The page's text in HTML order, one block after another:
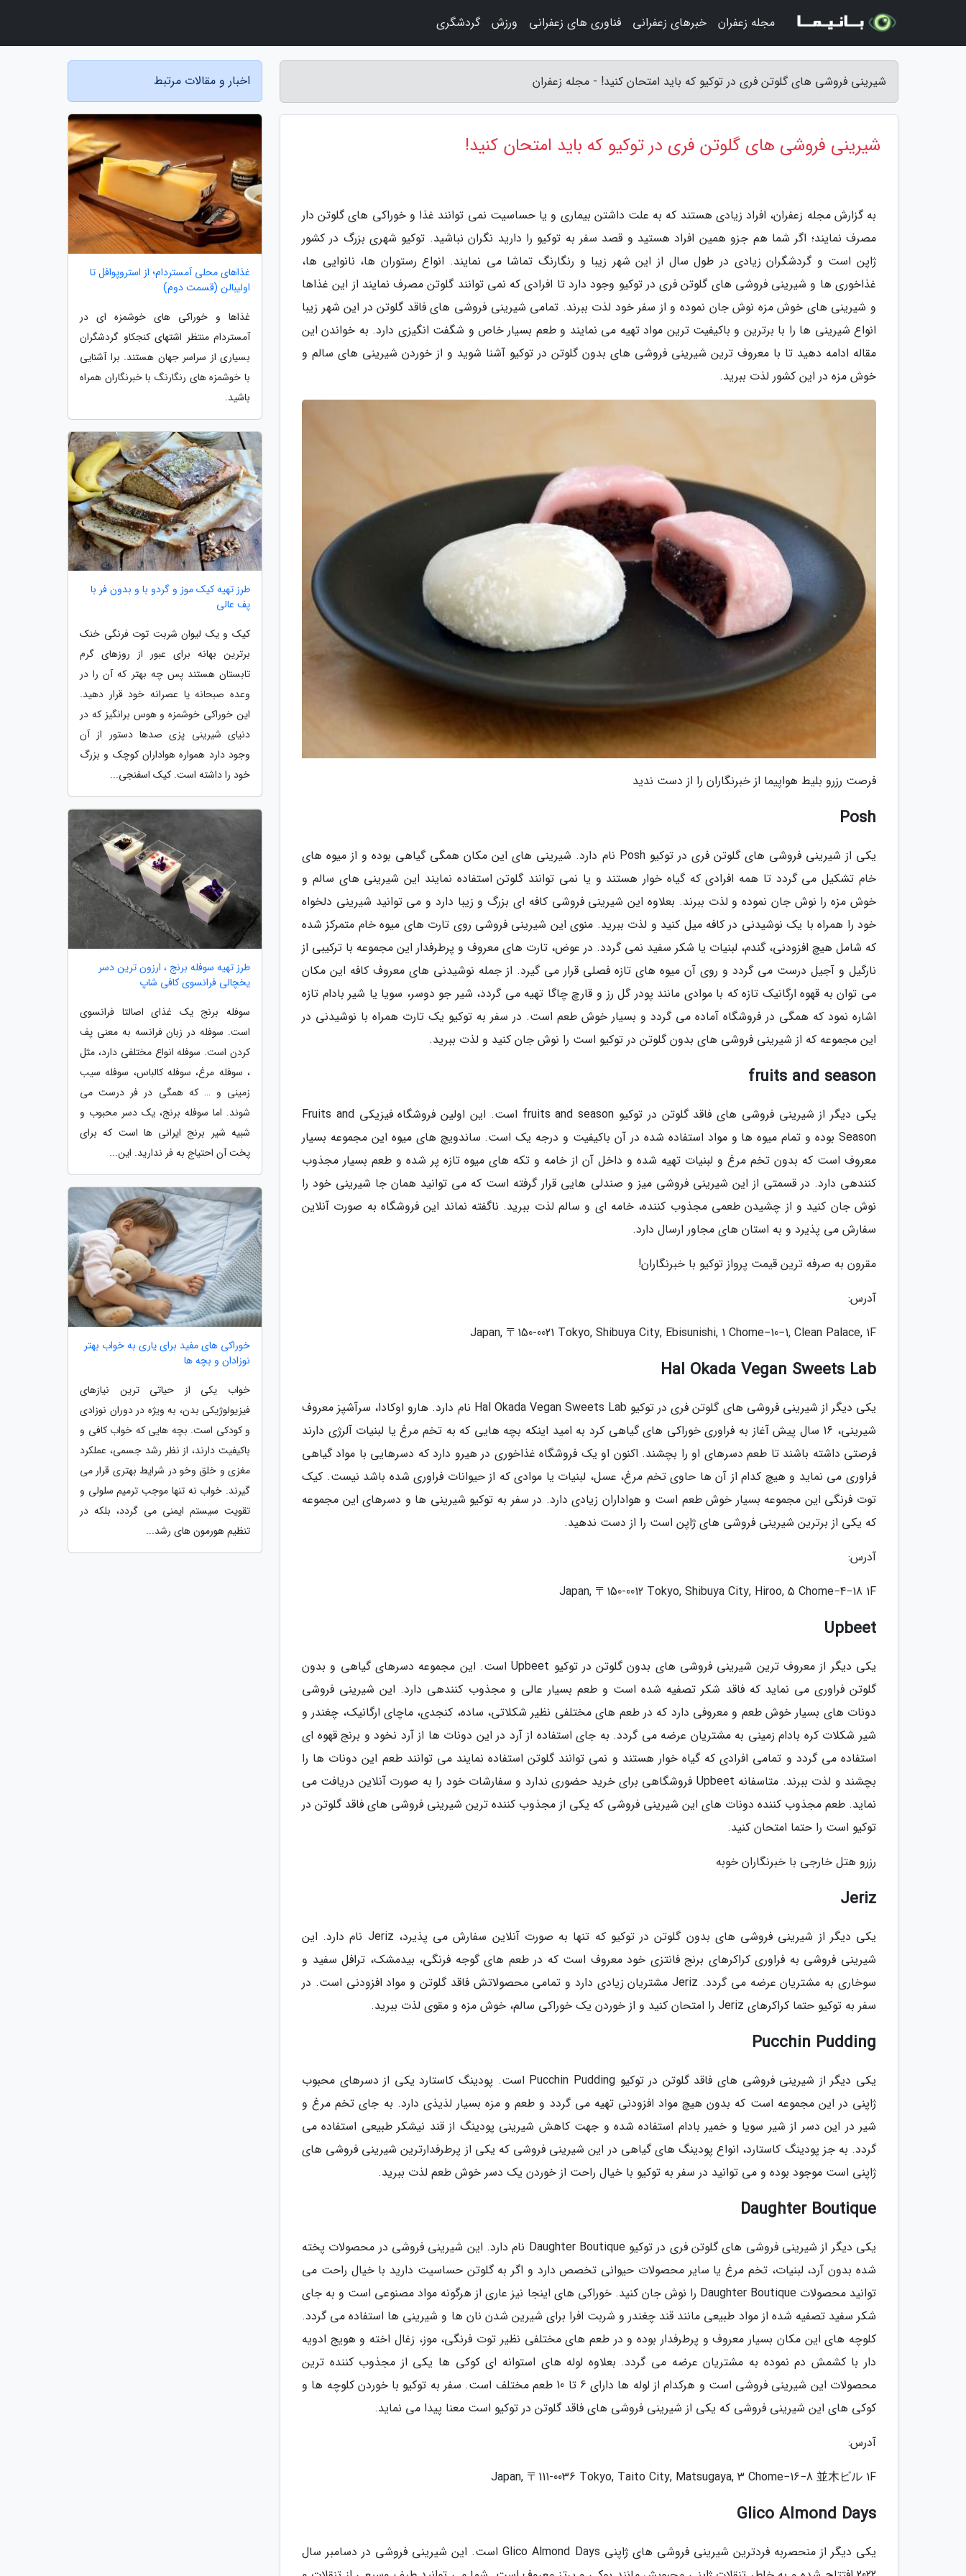
شیرینی فروشی های گلوتن فری در توکیو که باید امتحان کنید! - مجله زعفران
شیرینی فروشی های گلوتن فری در توکیو که باید امتحان کنید!
به گزارش مجله زعفران، افراد زیادی هستند که به علت داشتن بیماری و یا حساسیت نمی توانند غذا و خوراکی های گلوتن دار
مصرف نمایند؛ اگر شما هم جزو همین افراد هستید و قصد سفر به توکیو را دارید نگران نباشید. توکیو شهری بزرگ در کشور
ژاپن است و گردشگران زیادی در طول سال از این شهر زیبا و رنگارنگ تماشا می نمایند. انواع رستوران ها، نانوایی ها،
غذاخوری ها و شیرینی فروشی های گلوتن فری در توکیو وجود دارد تا افرادی که نمی توانند گلوتن مصرف نمایند از این غذاها
و شیرینی های خوش مزه نوش جان نموده و از سفر خود لذت ببرند. تمامی شیرینی فروشی های فاقد گلوتن در این شهر زیبا
انواع شیرینی ها را با برترین و باکیفیت ترین مواد تهیه می نمایند و طعم بسیار خاص و شگفت انگیزی دارد. به خواندن این
مقاله ادامه دهید تا با معروف ترین شیرینی فروشی های بدون گلوتن در توکیو آشنا شوید و از خوردن شیرینی های سالم و
خوش مزه در این کشور لذت ببرید.
فرصت رزرو بلیط هواپیما از خبرنگاران را از دست ندید
Posh
یکی از شیرینی فروشی های گلوتن فری در توکیو Posh نام دارد. شیرینی های این مکان همگی گیاهی بوده و از میوه های
خام تشکیل می گردد تا همه افرادی که گیاه خوار هستند و یا نمی توانند گلوتن استفاده نمایند این شیرینی های سالم و
خوش مزه را نوش جان نموده و لذت ببرند. بعلاوه این شیرینی فروشی کافه ای بزرگ و زیبا دارد و می توانید شیرینی دلخواه
خود را همراه با یک نوشیدنی در کافه میل کنید و لذت ببرید. منوی این شیرینی فروشی روی تارت های میوه خام متمرکز شده
که شامل هیچ افزودنی، گندم، لبنیات یا شکر سفید نمی گردد. در عوض، تارت های معروف و پرطرفدار این مجموعه با ترکیبی از
نارگیل و آجیل درست می گردد و روی آن میوه های تازه فصلی قرار می گیرد. از جمله نوشیدنی های معروف کافه این مکان
می توان به قهوه ارگانیک تازه که با موادی مانند پودر گل رز و قارچ چاگا تهیه می گردد، شیر جو دوسر، سویا یا شیر بادام تازه
اشاره نمود که همگی در فروشگاه آماده می گردد و بسیار خوش طعم است. در سفر به توکیو یک تارت همراه با نوشیدنی در
این مجموعه که از شیرینی فروشی های بدون گلوتن در توکیو است را نوش جان کنید و لذت ببرید.
fruits and season
یکی دیگر از شیرینی فروشی های فاقد گلوتن در توکیو fruits and season است. این اولین فروشگاه فیزیکی Fruits and
Season بوده و تمام میوه ها و مواد استفاده شده در آن باکیفیت و درجه یک است. ساندویچ های میوه این مجموعه بسیار
معروف است که بدون تخم مرغ و لبنیات تهیه شده و داخل آن از خامه و تکه های میوه تازه پر شده و طعم بسیار مجذوب
کنندهی دارد. در قسمتی از این شیرینی فروشی میز و صندلی هایی قرار گرفته است که می توانید همان جا شیرینی خود را
نوش جان کنید و از چشیدن طعمی مجذوب کننده، خامه ای و سالم لذت ببرید. ناگفته نماند این فروشگاه به صورت آنلاین
سفارش می پذیرد و به استان های مجاور ارسال دارد.
مقرون به صرفه ترین قیمت پرواز توکیو با خبرنگاران!
آدرس:
Japan, 〒150-0021 Tokyo, Shibuya City, Ebisunishi, 1 Chome−10−1, Clean Palace, 1F
Hal Okada Vegan Sweets Lab
یکی دیگر از شیرینی فروشی های گلوتن فری در توکیو Hal Okada Vegan Sweets Lab نام دارد. هارو اوکادا، سرآشپز معروف
شیرینی، 16 سال پیش آغاز به فراوری خوراکی های گیاهی کرد به امید اینکه بچه هایی که به تخم مرغ یا لبنیات آلرژی دارند
فرصتی داشته باشند تا طعم دسرهای او را بچشند. اکنون او یک فروشگاه غذاخوری در هیرو دارد که دسرهایی با مواد گیاهی
فراوری می نماید و هیچ کدام از آن ها حاوی تخم مرغ، عسل، لبنیات یا موادی که از حیوانات فراوری شده باشد نیست. کیک
توت فرنگی این مجموعه بسیار خوش طعم است و هواداران زیادی دارد. در سفر به توکیو شیرینی ها و دسرهای این مجموعه
که یکی از برترین شیرینی فروشی های ژاپن است را از دست ندهید.
آدرس:
Japan, 〒150-0012 Tokyo, Shibuya City, Hiroo, 5 Chome−4−18 1F
Upbeet
یکی دیگر از معروف ترین شیرینی فروشی های بدون گلوتن در توکیو Upbeet است. این مجموعه دسرهای گیاهی و بدون
گلوتن فراوری می نماید که فاقد شکر تصفیه شده است و طعم بسیار عالی و مجذوب کنندهی دارد. این شیرینی فروشی
دونات های بسیار خوش طعم و معروفی دارد که در طعم های مختلفی نظیر شکلاتی، ساده، کنجدی، ماچای ارگانیک، چغندر و
شیر شکلات کره بادام زمینی به مشتریان عرضه می گردد. به جای استفاده از آرد در این دونات ها از آرد نخود و برنج قهوه ای
استفاده می گردد و تمامی افرادی که گیاه خوار هستند و نمی توانند گلوتن استفاده نمایند می توانند طعم این دونات ها را
بچشند و لذت ببرند. متاسفانه Upbeet فروشگاهی برای خرید حضوری ندارد و سفارشات خود را به صورت آنلاین دریافت می
نماید. طعم مجذوب کننده دونات های این شیرینی فروشی که یکی از مجذوب کننده ترین شیرینی فروشی های فاقد گلوتن در
توکیو است را حتما امتحان کنید.
رزرو هتل خارجی با خبرنگاران خوبه
Jeriz
یکی دیگر از شیرینی فروشی های بدون گلوتن در توکیو که تنها به صورت آنلاین سفارش می پذیرد، Jeriz نام دارد. این
شیرینی فروشی به فراوری کراکرهای برنج فانتزی خود معروف است که در طعم های گوجه فرنگی، بیدمشک، ترافل سفید و
سوخاری به مشتریان عرضه می گردد. Jeriz مشتریان زیادی دارد و تمامی محصولاتش فاقد گلوتن و مواد افزودنی است. در
سفر به توکیو حتما کراکرهای Jeriz را امتحان کنید و از خوردن یک خوراکی سالم، خوش مزه و مقوی لذت ببرید.
Pucchin Pudding
یکی دیگر از شیرینی فروشی های فاقد گلوتن در توکیو Pucchin Pudding است. پودینگ کاستارد یکی از دسرهای محبوب
ژاپنی در این مجموعه است که بدون هیچ مواد افزودنی تهیه می گردد و طعم و مزه بسیار لذیذی دارد. به جای تخم مرغ و
شیر در این دسر از شیر سویا و خمیر بادام استفاده شده و جهت کاهش شیرینی پودینگ از قند نیشکر طبیعی استفاده می
گردد. به جز پودینگ کاستارد، انواع پودینگ های گیاهی در این شیرینی فروشی که یکی از پرطرفدارترین شیرینی فروشی های
ژاپنی است موجود بوده و می توانید در سفر به توکیو با خیال راحت از خوردن یک دسر خوش طعم لذت ببرید.
Daughter Boutique
یکی دیگر از شیرینی فروشی های گلوتن فری در توکیو Daughter Boutique نام دارد. این شیرینی فروشی در محصولات پخته
شده بدون آرد، لبنیات، تخم مرغ یا سایر محصولات حیوانی تخصص دارد و اگر به گلوتن حساسیت دارید با خیال راحت می
توانید محصولات Daughter Boutique را نوش جان کنید. خوراکی های اینجا نیز عاری از هرگونه مواد مصنوعی است و به جای
شکر سفید تصفیه شده از مواد طبیعی مانند قند چغندر و شربت افرا برای شیرین شدن نان ها و شیرینی ها استفاده می گردد.
کلوچه های این مکان بسیار معروف و پرطرفدار بوده و در طعم های مختلفی نظیر توت فرنگی، موز، زغال اخته و هویج ادویه
دار با کشمش دم نموده به مشتریان عرضه می گردد. بعلاوه لوله های استوانه ای کوکی ها یکی از مجذوب کننده ترین
محصولات این شیرینی فروشی است و هرکدام از لوله ها دارای 6 تا 10 طعم مختلف است. سفر به توکیو با خوردن کلوچه ها و
کوکی های این شیرینی فروشی که یکی از شیرینی فروشی های فاقد گلوتن در توکیو است معنا پیدا می نماید.
آدرس:
Japan, 〒111-0036 Tokyo, Taito City, Matsugaya, 3 Chome−16−8 並木ビル 1F
Glico Almond Days
یکی دیگر از منحصربه فردترین شیرینی فروشی های ژاپنی Glico Almond Days است. این شیرینی فروشی در دسامبر سال
اخبار و مقالات مرتبط
غذاهای محلی آمستردام؛ از استروپوافل تا
اولیبالن (قسمت دوم)
غذاها و خوراکی های خوشمزه ای در
آمستردام منتظر اشتهای کنجکاو گردشگران
بسیاری از سراسر جهان هستند. برا آشنایی
با خوشمزه های رنگارنگ با خبرنگاران همراه
باشید.
طرز تهیه کیک موز و گردو با و بدون فر با
پف عالی
کیک و یک لیوان شربت توت فرنگی خنک
برترین بهانه برای عبور از روزهای گرم
تابستان هستند پس چه بهتر که آن را در
وعده صبحانه یا عصرانه خود قرار دهید.
این خوراکی خوشمزه و هوس برانگیز که در
دنیای شیرینی پزی صدها دستور از آن
وجود دارد همواره هواداران کوچک و بزرگ
خود را داشته است. کیک اسفنجی...
طرز تهیه سوفله برنج ، ارزون ترین دسر
یخچالی فرانسوی کافی شاپ
سوفله برنج یک غذای اصالتا فرانسوی
است. سوفله در زبان فرانسه به معنی پف
کردن است. سوفله انواع مختلفی دارد، مثل
، سوفله مرغ، سوفله کالباس، سوفله سیب
زمینی و … که همگی در فر درست می
شوند. اما سوفله برنج، یک دسر محبوب و
شبیه شیر برنج ایرانی ها است که برای
پخت آن احتیاج به فر ندارید. این...
خوراکی های مفید برای یاری به خواب بهتر
نوزادان و بچه ها
خواب یکی از حیاتی ترین نیازهای
فیزیولوژیکی بدن، به ویژه در دوران نوزادی
و کودکی است. بچه هایی که خواب کافی و
باکیفیت دارند، از نظر رشد جسمی، عملکرد
مغزی و خلق وخو در شرایط بهتری قرار می
گیرند. خواب نه تنها موجب ترمیم سلولی و
تقویت سیستم ایمنی می گردد، بلکه در
تنظیم هورمون های رشد...
مجله زعفران خبرهای زعفرانی فناوری های زعفرانی ورزش گردشگری